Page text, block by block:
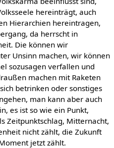
hereinträgt, auch
Hierarchien hereintragen,
da herrscht in
Die können wir
Unsinn machen, wir können
sozusagen verfallen und
machen mit Raketen
betrinken oder sonstiges
man kann aber auch
es ist so wie ein Punkt,
Zeitpunktschlag, Mitternacht,
nicht zählt, die Zukunft
jetzt zählt.